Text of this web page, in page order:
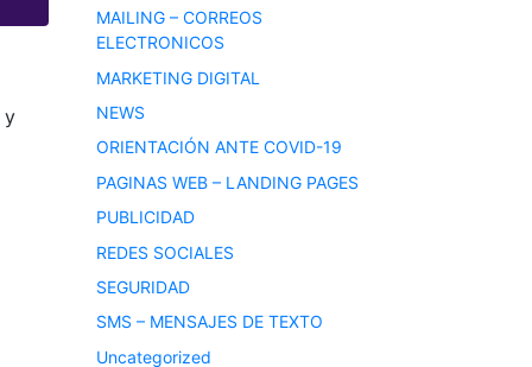
y
MAILING – CORREOS
ELECTRONICOS
MARKETING DIGITAL
NEWS
ORIENTACIÓN ANTE COVID-19
PAGINAS WEB – LANDING PAGES
PUBLICIDAD
REDES SOCIALES
SEGURIDAD
SMS – MENSAJES DE TEXTO
Uncategorized